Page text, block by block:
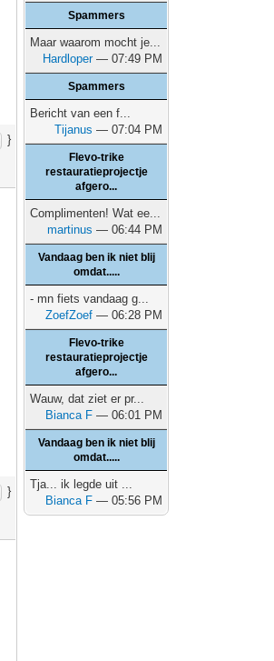
}
}
Spammers
Maar waarom mocht je...
Hardloper— 07:49 PM
Spammers
Bericht van een f...
Tijanus — 07:04 PM
Flevo-trike
restauratieprojectje
afgero...
Complimenten! Wat ee...
martinus — 06:44 PM
Vandaag ben ik niet blij
omdat.....
- mn fiets vandaag g...
ZoefZoef — 06:28 PM
Flevo-trike
restauratieprojectje
afgero...
Wauw, dat ziet er pr...
Bianca F — 06:01 PM
Vandaag ben ik niet blij
omdat.....
Tja... ik legde uit ...
Bianca F — 05:56 PM